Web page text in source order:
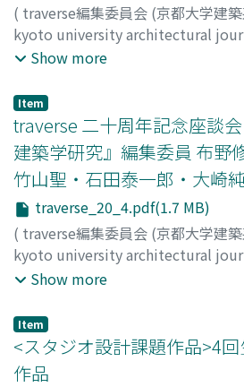
( traverse編集委員会 (京都大学建
kyoto university architectural
2020)
Show more
Item
traverse 二十周年記念座談
建築学研究』編集委員 布野
竹山聖・石田泰一郎・大崎
traverse_20_4.pdf(1.7 MB)
( traverse編集委員会 (京都大学建
kyoto university architectural
2020,pp.4-11
Show more
Item
<スタジオ設計課題作品>4
作品